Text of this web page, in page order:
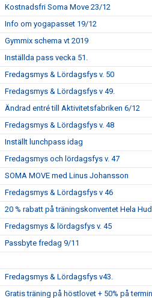
Kostnadsfri Soma Move 23/12
Info om yogapasset 19/12
Gymmix schema vt 2019
Inställda pass vecka 51.
Fredagsmys & Lördagsfys v. 50
Fredagsmys & Lördagsfys v 49.
Ändrad entré till Aktivitetsfabriken 6/12
Fredagsmys & Lördagsfys v. 48
Inställt lunchpass idag
Fredagsmys och lördagsfys v. 47
SOMA MOVE med Linus Johansson
Fredagsmys & Lördagsfys v 46
20 % rabatt på träningskonventet Hela
Fredagsmys & lördagsfys v. 45
Passbyte fredag 9/11
Fredagsmys & Lördagsfys v43.
Gratis träning på höstlovet + 50% på